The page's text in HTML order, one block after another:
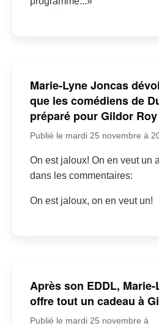
Marie-Lyne Joncas
que les comédiens de
préparé pour Gildor Roy
Publié le mardi 25 novembre à
On est jaloux! On en veut un
dans les commentaires:
On est jaloux, on en veut un!
Après son EDDL,
offre tout un cadeau à
Publié le mardi 25 novembre à